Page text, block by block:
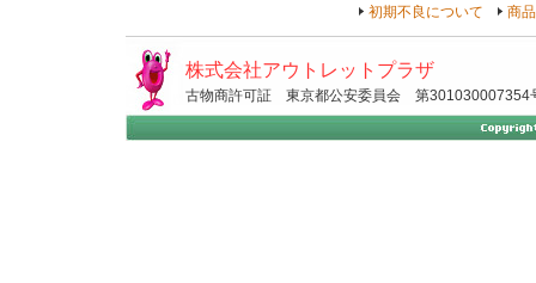
初期不良について
商
株式会社アウトレットプラザ
古物商許可証 東京都公安委員会 第301030007354